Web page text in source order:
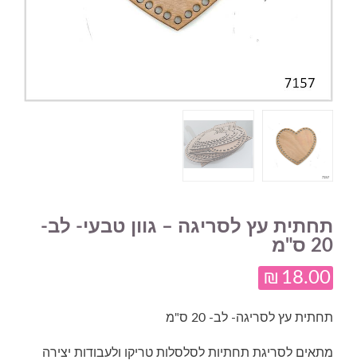
תחתית עץ לסריגה – גוון טבעי- לב-
20 ס"מ
₪ 18.00
תחתית עץ לסריגה- לב- 20 ס"מ
מתאים לסריגת תחתיות לסלסלות טריקו ולעבודות יצירה